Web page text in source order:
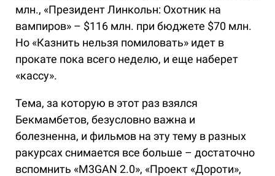
млн., «Президент Линкольн: Охотник на
вампиров» – $116 млн. при бюджете $70 млн.
Но «Казнить нельзя помиловать» идет в
прокате пока всего неделю, и еще наберет
«кассу».
Тема, за которую в этот раз взялся
Бекмамбетов, безусловно важна и
болезненна, и фильмов на эту тему в разных
ракурсах снимается все больше – достаточно
вспомнить «M3GAN 2.0», «Проект «Дороти»,